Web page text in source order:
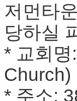
minky
체
출
장
마
브
저먼타
당하실
* 교회
Church)
* 주소: